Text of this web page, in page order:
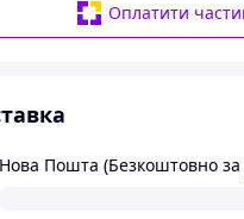
Оплатити
Нова Пошта (Безкоштовно за